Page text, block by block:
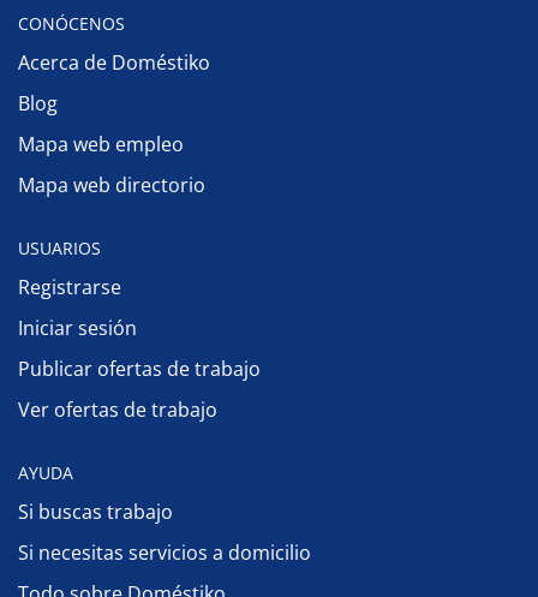
CONÓCENOS
Acerca de Doméstiko
Blog
Mapa web empleo
Mapa web directorio
USUARIOS
Registrarse
Iniciar sesión
Publicar ofertas de trabajo
Ver ofertas de trabajo
AYUDA
Si buscas trabajo
Si necesitas servicios a domicilio